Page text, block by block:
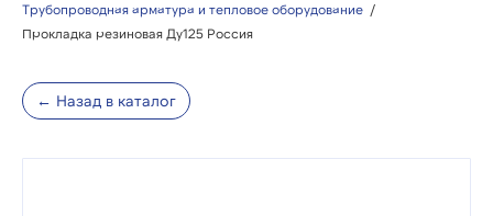
Трубопроводная арматура и тепловое оборудование /
Прокладка резиновая Ду125 Россия
← Назад в каталог